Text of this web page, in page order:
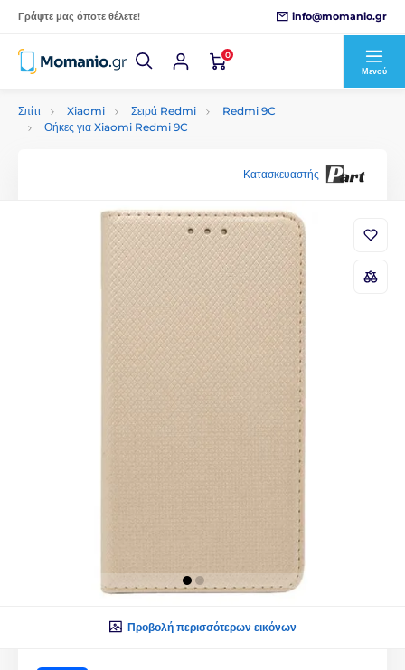
Γράψτε μας όποτε θέλετε! info@momanio.gr
0
Μενού
Σπίτι Xiaomi Σειρά Redmi
Redmi 9C
Θήκες για Xiaomi Redmi 9C
Κατασκευαστής
Προβολή περισσότερων εικόνων